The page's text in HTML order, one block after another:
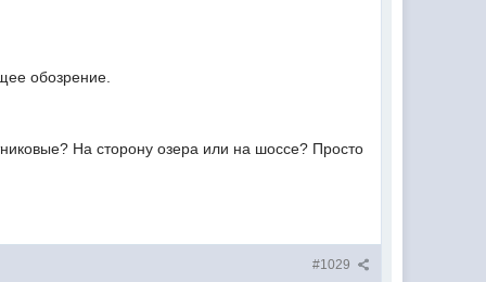
обозрение.
На сторону озера или на шоссе? Просто
#1029